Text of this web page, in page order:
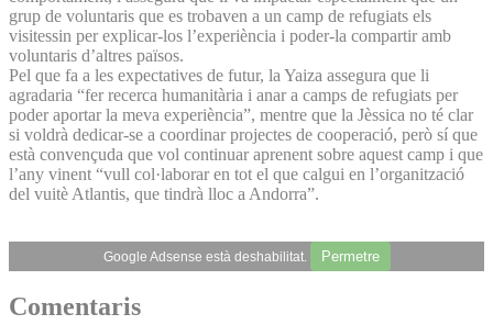
grup de voluntaris que es trobaven a un camp de refugiats els
visitessin per explicar-los l’experiència i poder-la compartir amb
voluntaris d’altres països.
Pel que fa a les expectatives de futur, la Yaiza assegura que li
agradaria “fer recerca humanitària i anar a camps de refugiats per
poder aportar la meva experiència”, mentre que la Jèssica no té clar
si voldrà dedicar-se a coordinar projectes de cooperació, però sí que
està convençuda que vol continuar aprenent sobre aquest camp i que
l’any vinent “vull col·laborar en tot el que calgui en l’organització
del vuitè Atlantis, que tindrà lloc a Andorra”.
Google Adsense està deshabilitat. Permetre
Comentaris